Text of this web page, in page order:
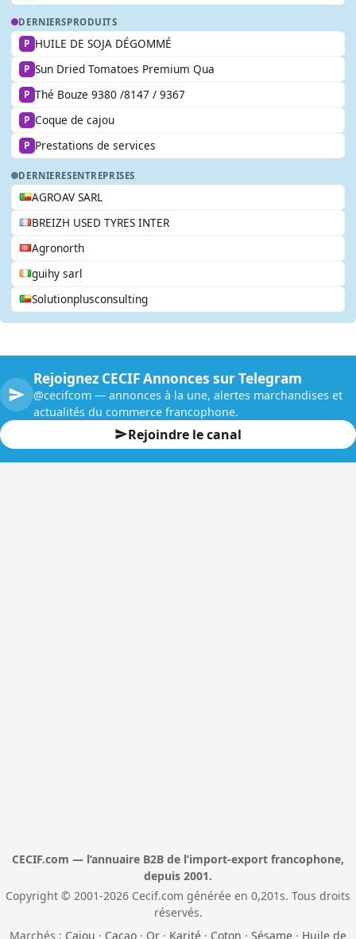
DERNIERSPRODUITS
P HUILE DE SOJA DÉGOMMÉ
P Sun Dried Tomatoes Premium Qua
P Thé Bouze 9380 /8147 / 9367
P Coque de cajou
P Prestations de services
DERNIERESENTREPRISES
AGROAV SARL
BREIZH USED TYRES INTER
Agronorth
guihy sarl
Solutionplusconsulting
Rejoignez CECIF Annonces sur Telegram
@cecifcom — annonces à la une, alertes marchandises et
actualités du commerce francophone.
Rejoindre le canal
CECIF.com — l’annuaire B2B de l’import-export francophone,
depuis 2001.
Copyright © 2001-2026 Cecif.com générée en 0,201s. Tous droits
réservés.
Marchés : Cajou · Cacao · Or · Karité · Coton · Sésame · Huile de